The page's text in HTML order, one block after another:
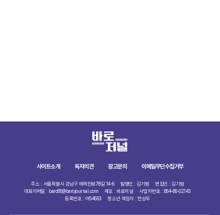
사이트소개 독자의견 광고문의 이메일무단수집거부
주소 : 서울특별시 강남구 테헤란로78길 14-6 발행인 : 김기범
편집인 : 김기범
대표이메일 : baro85@barojournal.com
제호 : 바로저널
사업자번호 : 864-86-02143
등록번호 : 아54553
청소년 책임자 : 한상우